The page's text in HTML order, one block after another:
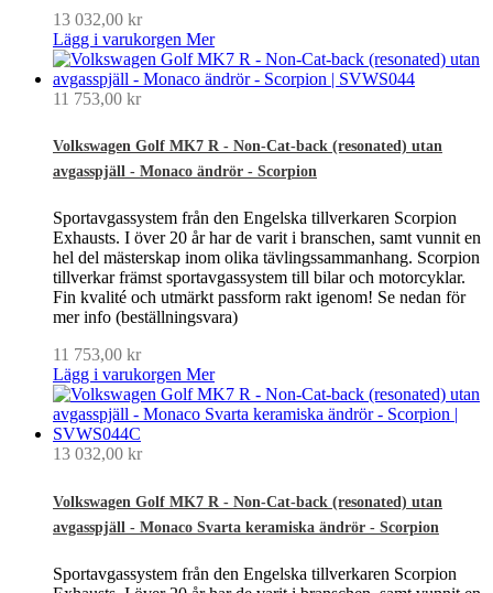
13 032,00 kr
Lägg i varukorgen Mer
11 753,00 kr
Volkswagen Golf MK7 R - Non-Cat-back (resonated) utan
avgasspjäll - Monaco ändrör - Scorpion
Sportavgassystem från den Engelska tillverkaren Scorpion
Exhausts. I över 20 år har de varit i branschen, samt vunnit en
hel del mästerskap inom olika tävlingssammanhang. Scorpion
tillverkar främst sportavgassystem till bilar och motorcyklar.
Fin kvalité och utmärkt passform rakt igenom! Se nedan för
mer info (beställningsvara)
11 753,00 kr
Lägg i varukorgen Mer
13 032,00 kr
Volkswagen Golf MK7 R - Non-Cat-back (resonated) utan
avgasspjäll - Monaco Svarta keramiska ändrör - Scorpion
Sportavgassystem från den Engelska tillverkaren Scorpion